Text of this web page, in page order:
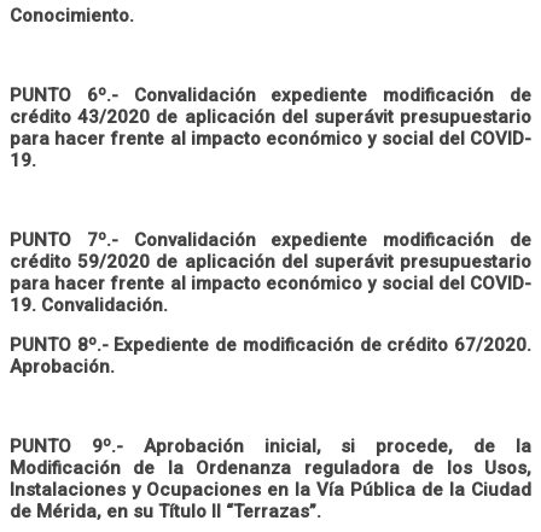
Conocimiento.
PUNTO 6º.- Convalidación expediente modificación de
crédito 43/2020 de aplicación del superávit presupuestario
para hacer frente al impacto económico y social del COVID-
19.
PUNTO 7º.- Convalidación expediente modificación de
crédito 59/2020 de aplicación del superávit presupuestario
para hacer frente al impacto económico y social del COVID-
19. Convalidación.
PUNTO 8º.- Expediente de modificación de crédito 67/2020.
Aprobación.
PUNTO 9º.- Aprobación inicial, si procede, de la
Modificación de la Ordenanza reguladora de los Usos,
Instalaciones y Ocupaciones en la Vía Pública de la Ciudad
de Mérida, en su Título II “Terrazas”.